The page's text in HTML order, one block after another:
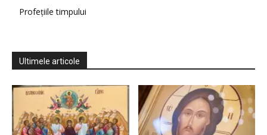
Profețiile timpului
Ultimele articole